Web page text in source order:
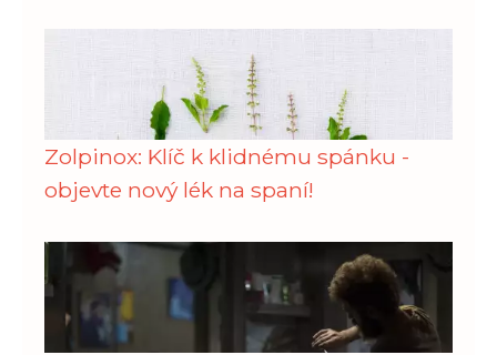
Zolpinox: Klíč k klidnému spánku -
objevte nový lék na spaní!